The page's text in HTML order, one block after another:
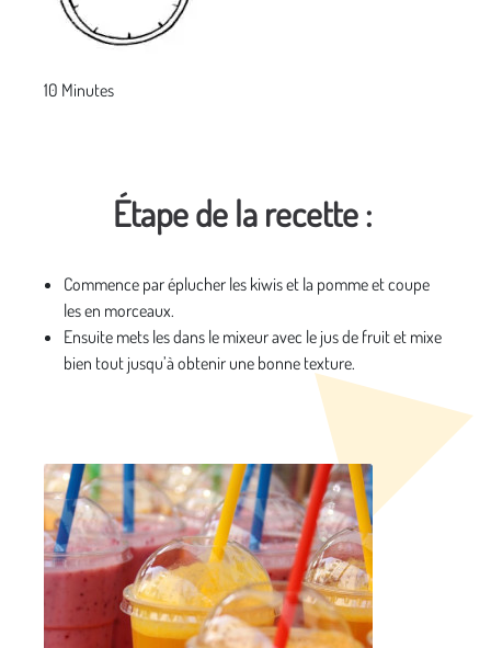
10 Minutes
Étape de la recette :
Commence par éplucher les kiwis et la pomme et coupe
les en morceaux.
Ensuite mets les dans le mixeur avec le jus de fruit et mixe
bien tout jusqu’à obtenir une bonne texture.